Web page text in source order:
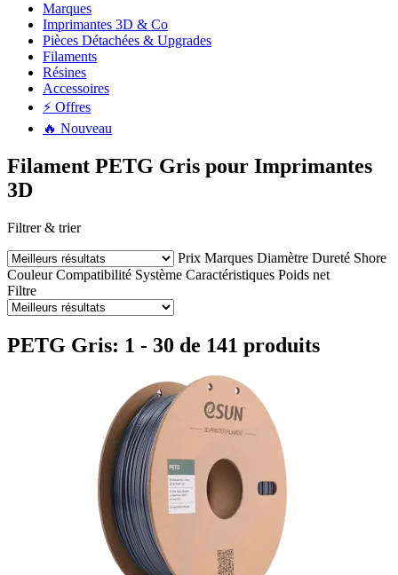
Marques
Imprimantes 3D & Co
Pièces Détachées & Upgrades
Filaments
Résines
Accessoires
⚡ Offres
🔥 Nouveau
Filament PETG Gris pour Imprimantes
3D
Filtrer & trier
Prix Marques Diamètre Dureté Shore
CouleurCompatibilité Système Caractéristiques Poids net
Filtre
PETG Gris: 1 - 30 de 141 produits